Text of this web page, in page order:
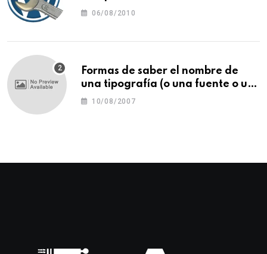
06/08/2010
Formas de saber el nombre de
una tipografía (o una fuente o un
tipo de letra)
10/08/2007